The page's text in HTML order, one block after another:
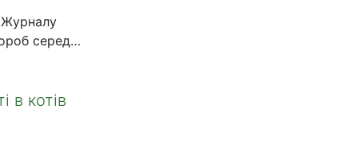
серед
і
в котів